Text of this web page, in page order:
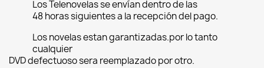
Los Telenovelas se envían dentro de las
48 horas siguientes a la recepción del pago.
Los novelas estan garantizadas.por lo tanto
cualquier
DVD defectuoso sera reemplazado por otro.